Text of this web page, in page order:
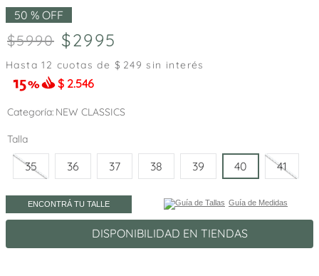
50 % OFF
5990 2995
Hasta12 cuotas de $ 249 sin interés
$ 2.546
Categoría NEW CLASSICS
Talla
35 36 37 38 39 40 41
ENCONTRÁ TU TALLE Guía de Medidas
DISPONIBILIDAD EN TIENDAS